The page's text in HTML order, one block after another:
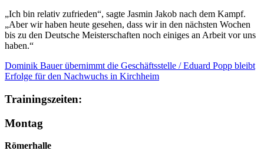
„Ich bin relativ zufrieden“, sagte Jasmin Jakob nach dem Kampf.
„Aber wir haben heute gesehen, dass wir in den nächsten Wochen
bis zu den Deutsche Meisterschaften noch einiges an Arbeit vor uns
haben.“
Dominik Bauer übernimmt die Geschäftsstelle / Eduard Popp bleibt
Erfolge für den Nachwuchs in Kirchheim
Trainingszeiten:
Montag
Römerhalle